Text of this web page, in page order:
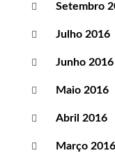
Setembro
Julho 2016
Junho 2016
Maio 2016
Abril 2016
Março 2016